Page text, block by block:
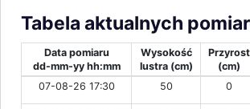
Tabela aktualnych
Data pomiaru
dd-mm-yy hh:mm
Wysokość
lustra (cm)
Przyrost
(cm)
07-08-26 17:30
50 0